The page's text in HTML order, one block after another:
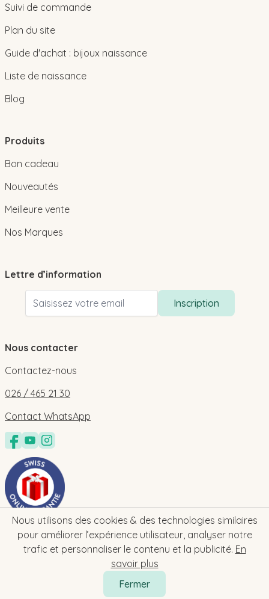
Nous utilisons des cookies & des technologies similaires
pour améliorer l’expérience utilisateur, analyser notre
trafic et personnaliser le contenu et la publicité. En
savoir plus
Fermer
Suivi de commande
Plan du site
Guide d'achat : bijoux naissance
Liste de naissance
Blog
Produits
Bon cadeau
Nouveautés
Meilleure vente
Nos Marques
Lettre d’information
Adresse email
Inscription
Nous contacter
Contactez-nous
026 / 465 21 30
Contact WhatsApp
2026 © bebe-cadeau.ch | baby-geschenk.ch